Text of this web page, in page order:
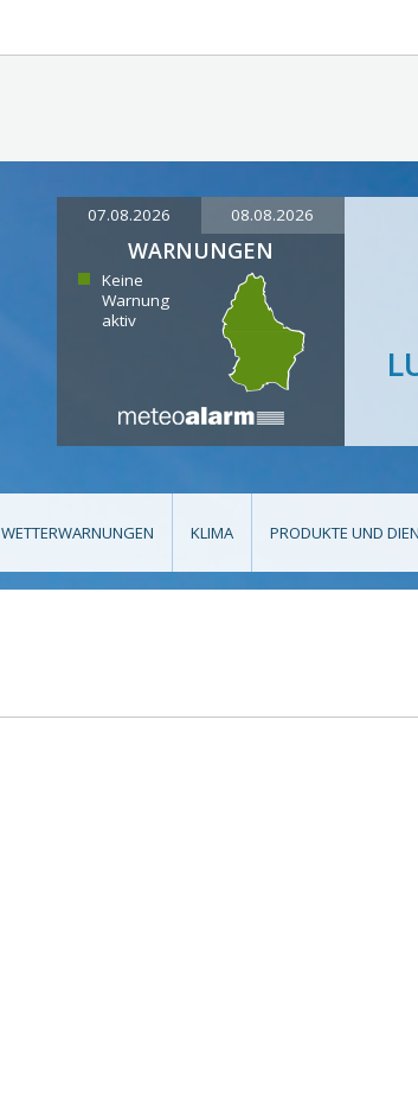
07.08.2026 08.08.2026
WARNUNGEN
Keine
Warnung
aktiv
WETTERWARNUNGEN KLIMA PRODUKTE UND